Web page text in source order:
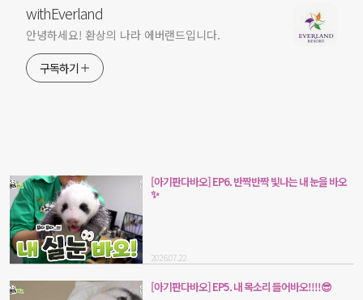
withEverland
안녕하세요! 환상의 나라 에버랜드입니다.
구독하기
[아기판다바오] EP6. 반짝반짝 빛나는 내 눈을 바오
✨
2026.07.22
[아기판다바오] EP5. 내 목소리 들어바오!!!!😎